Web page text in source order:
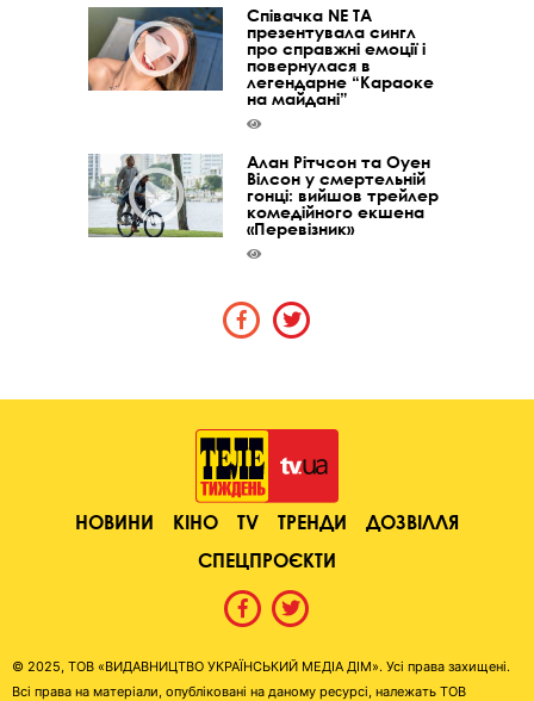
Співачка NE TA
презентувала сингл
про справжні емоції і
повернулася в
легендарне “Караоке
на майдані”
Алан Рітчсон та Оуен
Вілсон у смертельній
гонці: вийшов трейлер
комедійного екшена
«Перевізник»
НОВИНИ КІНО TV ТРЕНДИ
ДОЗВІЛЛЯ
СПЕЦПРОЄКТИ
© 2025, ТОВ «ВИДАВНИЦТВО УКРАЇНСЬКИЙ МЕДІА ДІМ». Усі права захищені.
Всі права на матеріали, опубліковані на даному ресурсі, належать ТОВ